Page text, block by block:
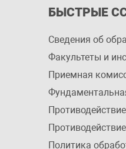
БЫСТРЫЕ
Сведения об
Факультеты и
Приемная
Политика